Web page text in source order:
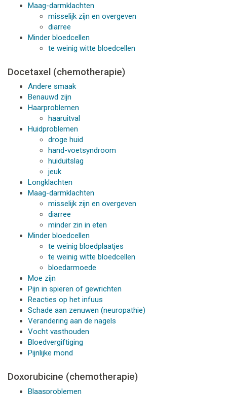
Maag-darmklachten
misselijk zijn en overgeven
diarree
Minder bloedcellen
te weinig witte bloedcellen
Docetaxel (chemotherapie)
Andere smaak
Benauwd zijn
Haarproblemen
haaruitval
Huidproblemen
droge huid
hand-voetsyndroom
huiduitslag
jeuk
Longklachten
Maag-darmklachten
misselijk zijn en overgeven
diarree
minder zin in eten
Minder bloedcellen
te weinig bloedplaatjes
te weinig witte bloedcellen
bloedarmoede
Moe zijn
Pijn in spieren of gewrichten
Reacties op het infuus
Schade aan zenuwen (neuropathie)
Verandering aan de nagels
Vocht vasthouden
Bloedvergiftiging
Pijnlijke mond
Doxorubicine (chemotherapie)
Blaasproblemen